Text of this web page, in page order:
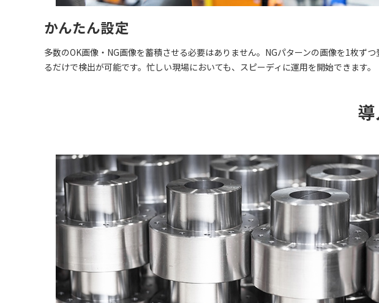
かんたん設定
多数のOK画像・NG画像を蓄積させる必要はありません。NGパターンの画像を1枚ずつ
るだけで検出が可能です。忙しい現場においても、スピーディに運用を開始できます。